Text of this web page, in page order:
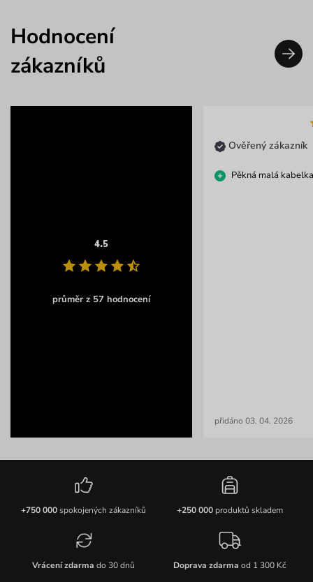
Hodnocení
zákazníků
4.5
průměr z 57 hodnocení
Ověřený zákazník
Pěkná malá
přidáno 03. 04. 2026
+750 000spokojených zákazníků +250 000produktů skladem
Vrácení zdarma do 30 dnů Doprava zdarma od 1 300 Kč